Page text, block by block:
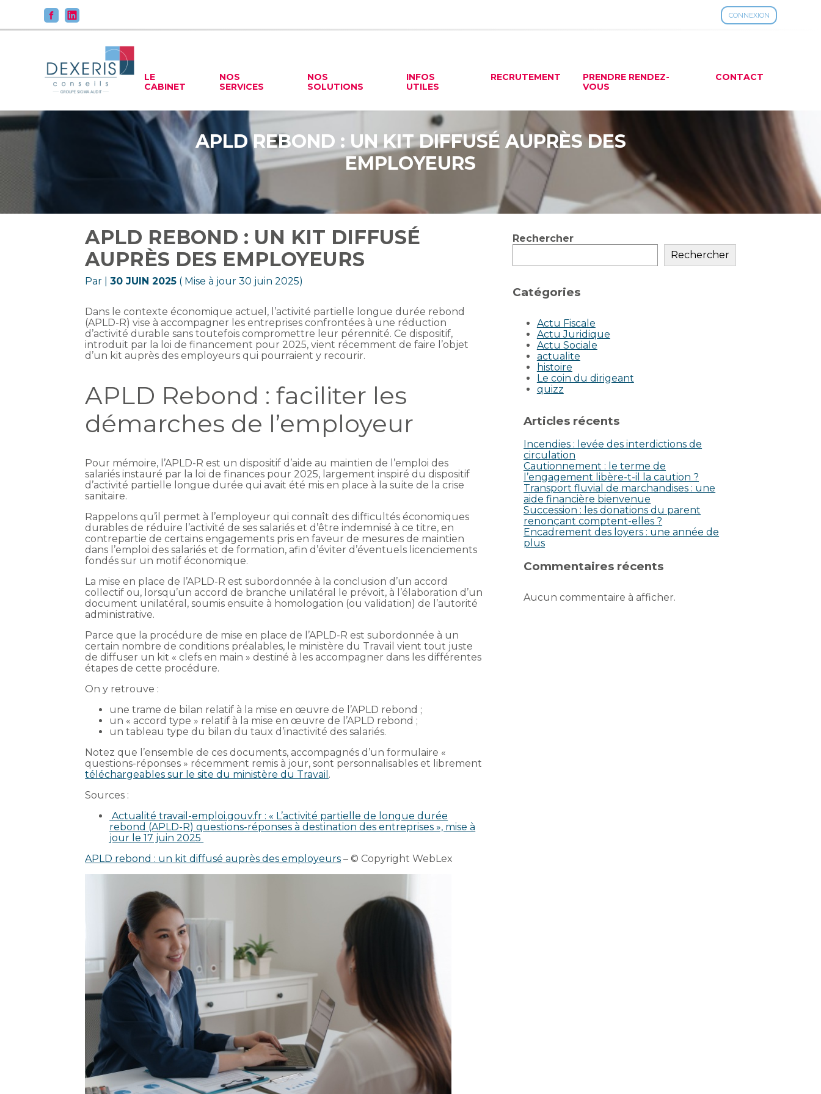
CONNEXION
au
Principal
LE
CABINET
NOS
SERVICES
NOS
SOLUTIONS
INFOS
UTILES
RECRUTEMENT
PRENDRE RENDEZ-
VOUS
CONTACT
APLD REBOND : UN KIT DIFFUSÉ AUPRÈS DES
EMPLOYEURS
APLD REBOND : UN KIT DIFFUSÉ
AUPRÈS DES EMPLOYEURS
Par |30 JUIN 2025 ( Mise à jour 30 juin 2025)
Dans le contexte économique actuel, l’activité partielle longue durée rebond
(APLD-R) vise à accompagner les entreprises confrontées à une réduction
d’activité durable sans toutefois compromettre leur pérennité. Ce dispositif,
introduit par la loi de financement pour 2025, vient récemment de faire l’objet
d’un kit auprès des employeurs qui pourraient y recourir.
APLD Rebond : faciliter les
démarches de l’employeur
Pour mémoire, l’APLD-R est un dispositif d’aide au maintien de l’emploi des
salariés instauré par la loi de finances pour 2025, largement inspiré du dispositif
d’activité partielle longue durée qui avait été mis en place à la suite de la crise
sanitaire.
Rappelons qu’il permet à l’employeur qui connaît des difficultés économiques
durables de réduire l’activité de ses salariés et d’être indemnisé à ce titre, en
contrepartie de certains engagements pris en faveur de mesures de maintien
dans l’emploi des salariés et de formation, afin d’éviter d’éventuels licenciements
fondés sur un motif économique.
La mise en place de l’APLD-R est subordonnée à la conclusion d’un accord
collectif ou, lorsqu’un accord de branche unilatéral le prévoit, à l’élaboration d’un
document unilatéral, soumis ensuite à homologation (ou validation) de l’autorité
administrative.
Parce que la procédure de mise en place de l’APLD-R est subordonnée à un
certain nombre de conditions préalables, le ministère du Travail vient tout juste
de diffuser un kit « clefs en main » destiné à les accompagner dans les différentes
étapes de cette procédure.
On y retrouve :
une trame de bilan relatif à la mise en œuvre de l’APLD rebond ;
un « accord type » relatif à la mise en œuvre de l’APLD rebond ;
un tableau type du bilan du taux d’inactivité des salariés.
Notez que l’ensemble de ces documents, accompagnés d’un formulaire «
questions-réponses » récemment remis à jour, sont personnalisables et librement
téléchargeables sur le site du ministère du Travail .
Sources :
Actualité travail-emploi.gouv.fr : « L’activité partielle de longue durée
rebond (APLD-R) questions-réponses à destination des entreprises », mise à
jour le 17 juin 2025
APLD rebond : un kit diffusé auprès des employeurs – © Copyright WebLex
Blog
Rechercher
Rechercher
Catégories
Actu Fiscale
Actu Juridique
Actu Sociale
actualite
histoire
Le coin du dirigeant
quizz
Articles récents
Incendies : levée des interdictions de
circulation
Cautionnement : le terme de
l’engagement libère-t-il la caution ?
Transport fluvial de marchandises : une
aide financière bienvenue
Succession : les donations du parent
renonçant comptent-elles ?
Encadrement des loyers : une année de
plus
Commentaires récents
Aucun commentaire à afficher.